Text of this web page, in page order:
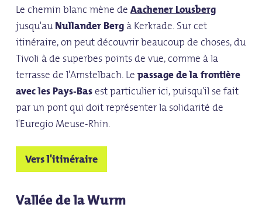
Le chemin blanc mène deAachener Lousberg
jusqu'auNullander Bergà Kerkrade. Sur cet
itinéraire, on peut découvrir beaucoup de choses, du
Tivoli à de superbes points de vue, comme à la
terrasse de l'Amstelbach. Lepassage de la frontière
avec les Pays-Basest particulier ici, puisqu'il se fait
par un pont qui doit représenter la solidarité de
l'Euregio Meuse-Rhin.
Vers l'itinéraire
Vallée de la Wurm